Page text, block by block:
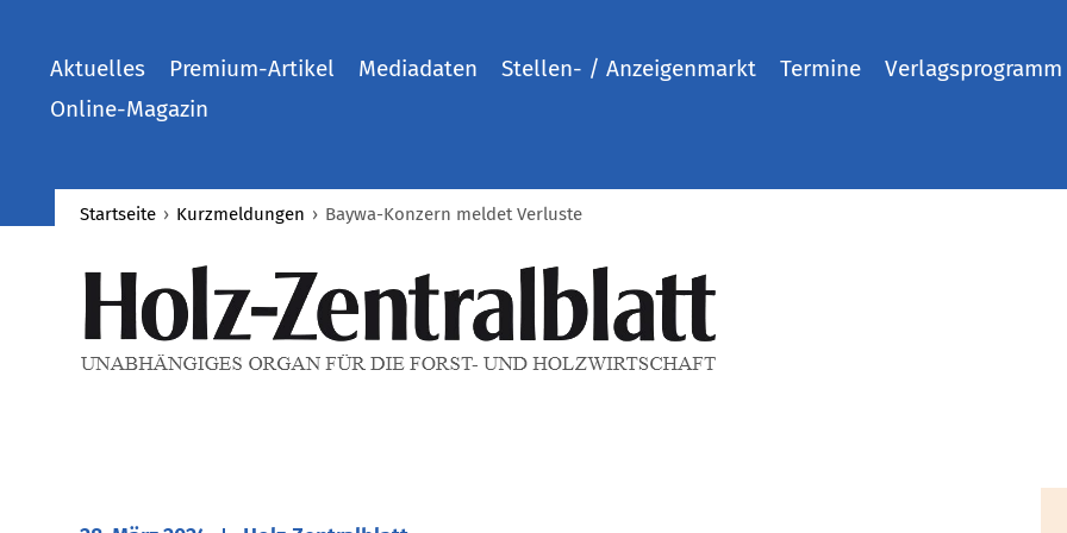
Aktuelles Premium-Artikel Mediadaten Stellen- / Anzeigenmarkt Termine
Verlagsprogramm
Online-Magazin
Startseite › Kurzmeldungen › Baywa-Konzern meldet Verluste